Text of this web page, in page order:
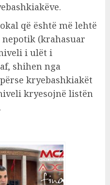
që është më lehtë
(krahasuar
i ulët i
shihen nga
kryebashkiakët
kryesojnë listën